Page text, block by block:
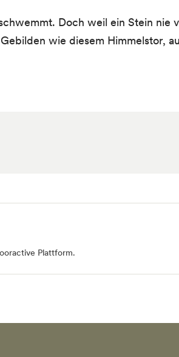
Doch weil ein Stein
wie diesem Himmelstor,
Plattform.